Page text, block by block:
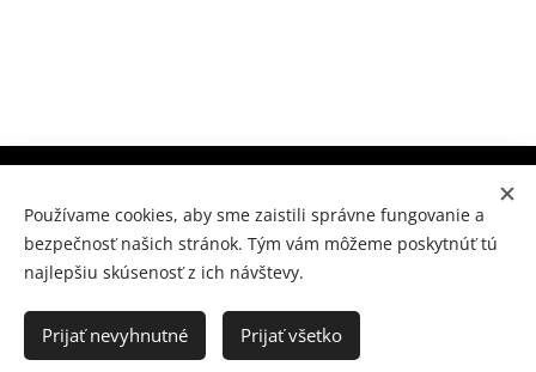
01
www.skpo.sk
Cookies
Slovenčina
Українська
Používame cookies, aby sme zaistili správne fungovanie a
bezpečnosť našich stránok. Tým vám môžeme poskytnúť tú
najlepšiu skúsenosť z ich návštevy.
Prijať nevyhnutné Prijať všetko